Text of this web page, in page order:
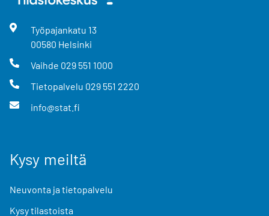
Työpajankatu 13
00580 Helsinki
Vaihde 029 551 1000
Tietopalvelu 029 551 2220
info@stat.fi
Kysy meiltä
Neuvonta ja tietopalvelu
Kysy tilastoista